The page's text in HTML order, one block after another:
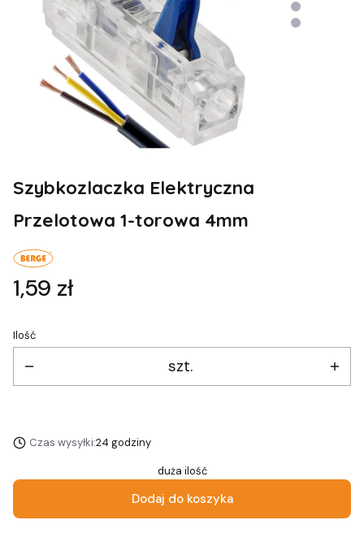
Szybkozlaczka Elektryczna
Przelotowa 1-torowa 4mm
Cena
1,59 zł
Ilość
szt.
Czas wysyłki:24 godziny
duża ilość
Dodaj do koszyka